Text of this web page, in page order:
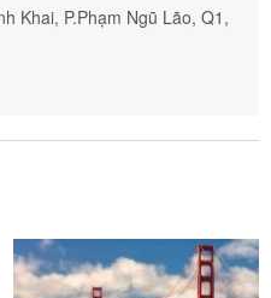
Khai, P.Phạm Ngũ Lão, Q1,